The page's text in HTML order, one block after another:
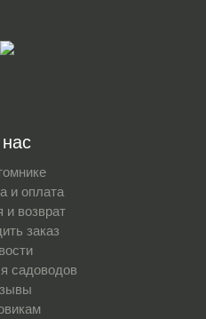
и оплата
и возврат
заказ
садоводов